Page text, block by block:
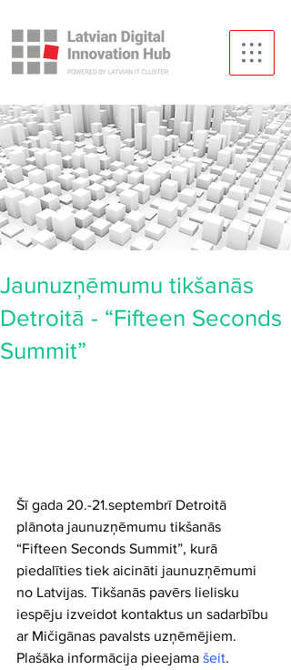
Jaunuzņēmumu tikšanās
Detroitā - “Fifteen Seconds
Summit”
Šī gada 20.-21.septembrī Detroitā
plānota jaunuzņēmumu tikšanās
“Fifteen Seconds Summit”, kurā
piedalīties tiek aicināti jaunuzņēmumi
no Latvijas. Tikšanās pavērs lielisku
iespēju izveidot kontaktus un sadarbību
ar Mičigānas pavalsts uzņēmējiem.
Plašāka informācija pieejama šeit.